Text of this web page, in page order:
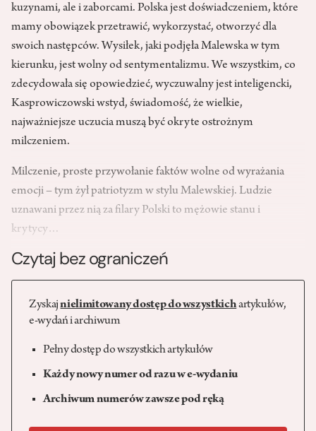
kuzynami, ale i zaborcami. Polska jest doświadczeniem, które
mamy obowiązek przetrawić, wykorzystać, otworzyć dla
swoich następców. Wysiłek, jaki podjęła Malewska w tym
kierunku, jest wolny od sentymentalizmu. We wszystkim, co
zdecydowała się opowiedzieć, wyczuwalny jest inteligencki,
Kasprowiczowski wstyd, świadomość, że wielkie,
najważniejsze uczucia muszą być okryte ostrożnym
milczeniem.
Milczenie, proste przywołanie faktów wolne od wyrażania
emocji – tym żył patriotyzm w stylu Malewskiej. Ludzie
uznawani przez nią za filary Polski to mężowie stanu i
krytycy…
Czytaj bez ograniczeń
Zyskajnielimitowany dostęp do wszystkichartykułów,
e-wydań i archiwum
Pełny dostęp do wszystkich artykułów
Każdy nowy numer od razu w e-wydaniu
Archiwum numerów zawsze pod ręką